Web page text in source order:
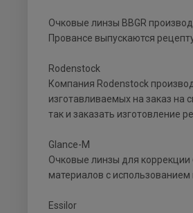
Очковые линзы BBGR
Прованcе выпускаются
Rodenstock
Компания Rodenstock
изготавливаемых на заказ на
так и заказать изготовление
Glance-M
Очковые линзы для коррекции
материалов с
Essilor